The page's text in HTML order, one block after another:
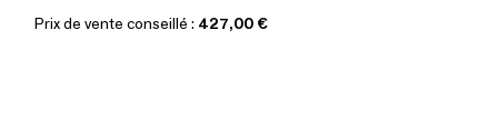
Prix de vente conseillé : 427,00 €